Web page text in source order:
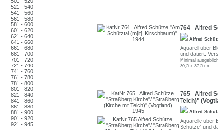
521 - 540
541 - 560
561 - 580
581 - 600
601 - 620
621 - 640
641 - 660
661 - 680
681 - 700
701 - 720
721 - 740
741 - 760
761 - 780
781 - 800
801 - 820
821 - 840
841 - 860
861 - 880
881 - 900
901 - 920
921 - 945
764 Alfred
Alfred
Aquarell über
und datiert.
Minimal
30,5 x 37,5 cm.
765 Alfred
Teich)"
Alfred
Aquarelle über
Schütze" und